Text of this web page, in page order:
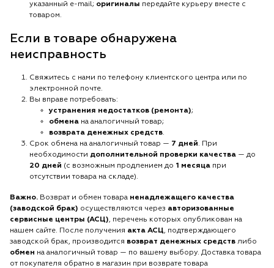
указанный e-mail; оригиналы передайте курьеру вместе с
товаром.
Если в товаре обнаружена
неисправность
Свяжитесь с нами по телефону клиентского центра или по
электронной почте.
Вы вправе потребовать:
устранения недостатков (ремонта);
обмена на аналогичный товар;
возврата денежных средств.
Срок обмена на аналогичный товар — 7 дней. При
необходимости дополнительной проверки качества — до
20 дней (с возможным продлением до 1 месяца при
отсутствии товара на складе).
Важно. Возврат и обмен товара ненадлежащего качества
(заводской брак) осуществляются через авторизованные
сервисные центры (АСЦ), перечень которых опубликован на
нашем сайте. После получения акта АСЦ, подтверждающего
заводской брак, производится возврат денежных средств либо
обмен на аналогичный товар — по вашему выбору. Доставка товара
от покупателя обратно в магазин при возврате товара